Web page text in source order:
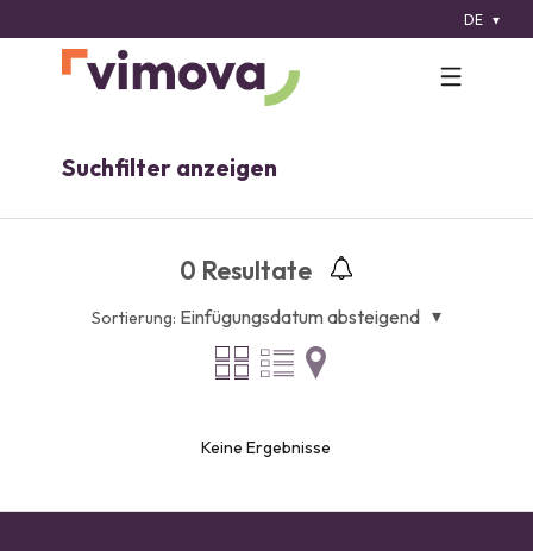
DE
Suchfilter anzeigen
0 Resultate
Sortierung: Einfügungsdatum absteigend
Keine Ergebnisse